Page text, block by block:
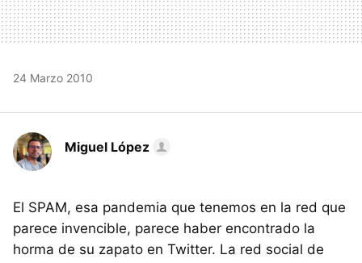
24 Marzo 2010
Miguel López
El SPAM, esa pandemia que tenemos en la red que
parece invencible, parece haber encontrado la
horma de su zapato en Twitter. La red social de